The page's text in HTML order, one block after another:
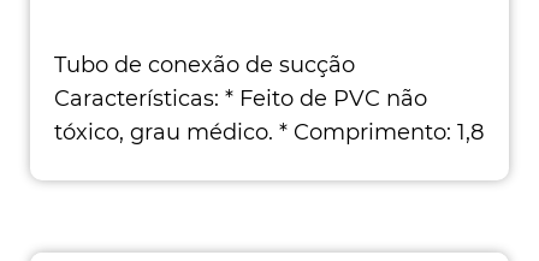
Tubo de conexão de sucção
Características: * Feito de PVC não
tóxico, grau médico. * Comprimento: 1,8